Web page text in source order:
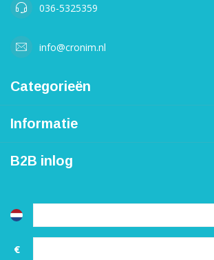
036-5325359
info@cronim.nl
Categorieën
Informatie
B2B inlog
€